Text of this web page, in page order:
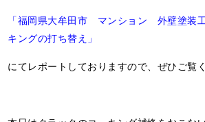
「福岡県大牟田市 マンション 外壁塗
キングの打ち替え」
にてレポートしておりますので、ぜひご覧